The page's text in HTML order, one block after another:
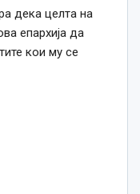
дека целта на
епархија да
кои му се